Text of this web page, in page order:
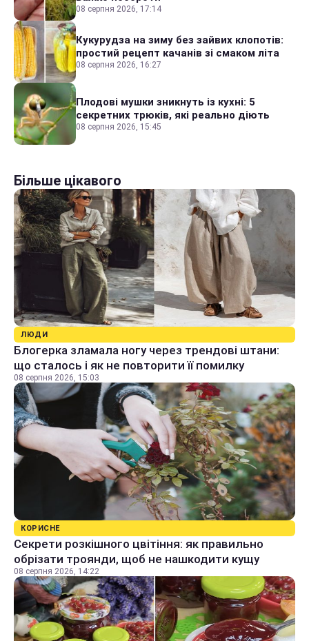
08 серпня 2026, 17:14
Кукурудза на зиму без зайвих клопотів:
простий рецепт качанів зі смаком літа
08 серпня 2026, 16:27
Плодові мушки зникнуть із кухні: 5
секретних трюків, які реально діють
08 серпня 2026, 15:45
Більше цікавого
ЛЮДИ
Блогерка зламала ногу через трендові штани:
що сталось і як не повторити її помилку
08 серпня 2026, 15:03
КОРИСНЕ
Секрети розкішного цвітіння: як правильно
обрізати троянди, щоб не нашкодити кущу
08 серпня 2026, 14:22